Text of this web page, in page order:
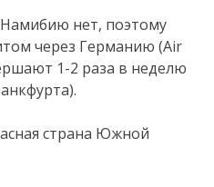
нет, поэтому
через Германию (Air
1-2 раза в неделю
страна Южной